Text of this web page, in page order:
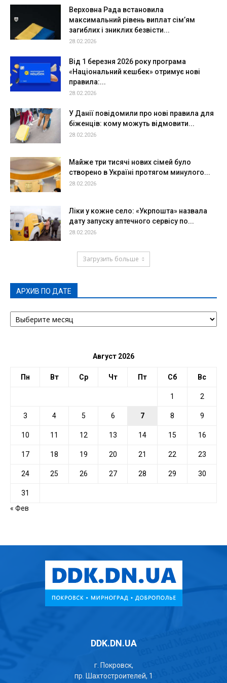
Верховна Рада встановила
максимальний рівень виплат сім’ям
загиблих і зниклих безвісти...
28.02.2026
Від 1 березня 2026 року програма
«Національний кешбек» отримує нові
правила:...
28.02.2026
У Данії повідомили про нові правила для
біженців: кому можуть відмовити...
28.02.2026
Майже три тисячі нових сімей було
створено в Україні протягом минулого...
28.02.2026
Ліки у кожне село: «Укрпошта» назвала
дату запуску аптечного сервісу по...
28.02.2026
Загрузить больше
АРХИВ ПО ДАТЕ
АРХИВ
ПО
Август 2026
Пн Вт Ср Чт Пт Сб Вс
1 2
3 4 5 6 7 8 9
10 11 12 13 14 15 16
17 18 19 20 21 22 23
24 25 26 27 28 29 30
31
« Фев
DDK.DN.UA
г. Покровск,
пр. Шахтостроителей, 1